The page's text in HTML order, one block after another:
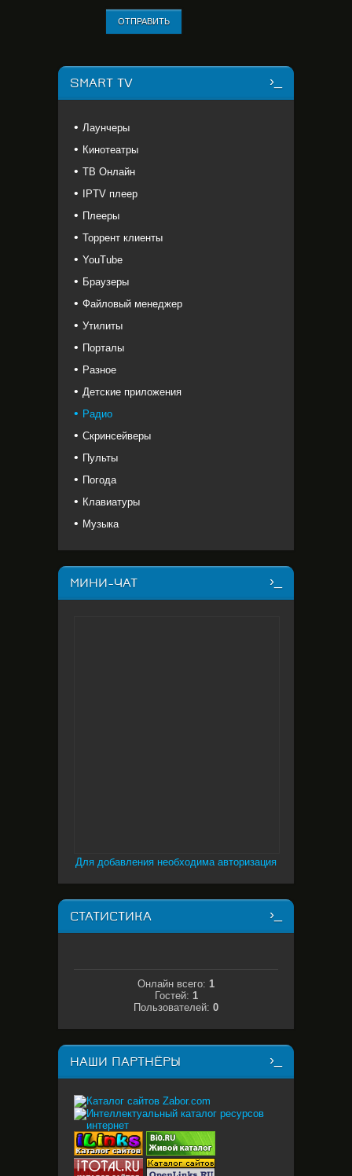
ОТПРАВИТЬ
SMART TV
Лаунчеры
Кинотеатры
ТВ Онлайн
IPTV плеер
Плееры
Торрент клиенты
YouTube
Браузеры
Файловый менеджер
Утилиты
Порталы
Разное
Детские приложения
Радио
Скринсейверы
Пульты
Погода
Клавиатуры
Музыка
МИНИ-ЧАТ
Для добавления необходима авторизация
СТАТИСТИКА
Онлайн всего: 1
Гостей: 1
Пользователей: 0
НАШИ ПАРТНЁРЫ